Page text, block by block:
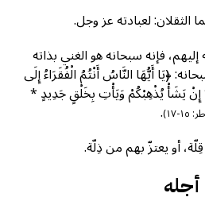
الثقلان: لعبادته عز وجل.
فإنه سبحانه هو الغني بذاته
﴿يَا أَيُّهَا النَّاسُ أَنْتُمُ الْفُقَرَاءُ إِلَى
* إِنْ يَشَأْ يُذْهِبْكُمْ وَيَأْتِ بِخَلْقٍ جَدِيدٍ *
١٧)
.
أو يعتزّ بهم من ذِلّة.